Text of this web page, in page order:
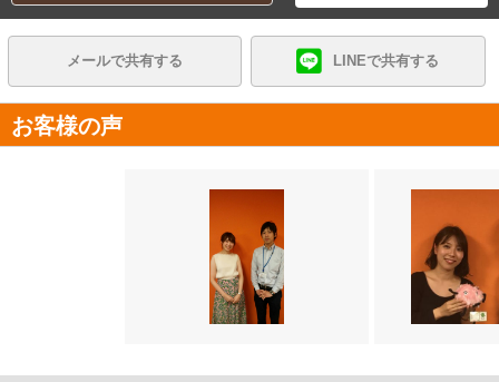
メールで共有する LINEで共有する
お客様の声